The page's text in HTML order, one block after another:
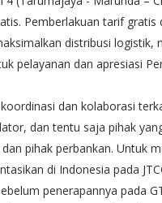
Pemberlakuan tarif
distribusi
pelayanan dan apresiasi
dan kolaborasi
dan tentu saja pihak
pihak perbankan. Untuk
di Indonesia pada
penerapannya pada